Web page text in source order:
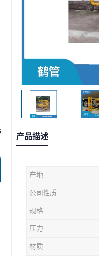
产品描述
产地
公司性质
规格
压力
材质